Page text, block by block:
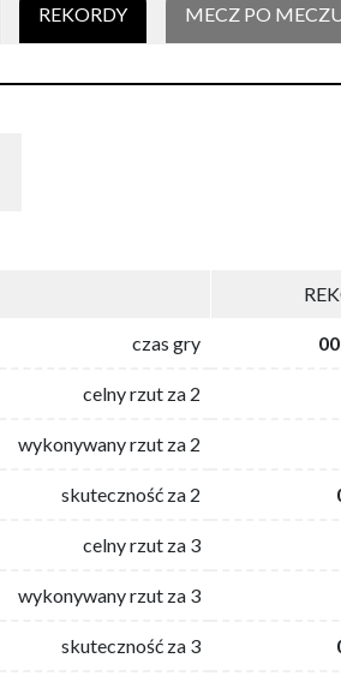
REKORDY MECZ PO
czas gry
celny rzut za 2
wykonywany rzut za 2
skuteczność za 2
celny rzut za 3
wykonywany rzut za 3
skuteczność za 3